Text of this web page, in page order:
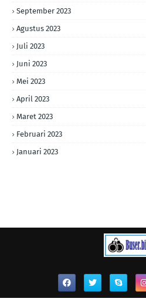
September 2023
Agustus 2023
Juli 2023
Juni 2023
Mei 2023
April 2023
Maret 2023
Februari 2023
Januari 2023